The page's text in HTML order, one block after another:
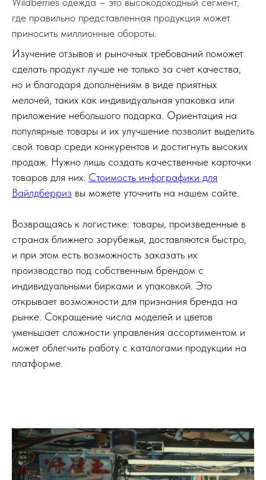
где правильно представленная продукция может
приносить миллионные обороты.
Изучение отзывов и рыночных требований поможет
сделать продукт лучше не только за счет качества,
но и благодаря дополнениям в виде приятных
мелочей, таких как индивидуальная упаковка или
приложение небольшого подарка. Ориентация на
популярные товары и их улучшение позволит выделить
свой товар среди конкурентов и достигнуть высоких
продаж. Нужно лишь создать качественные карточки
товаров для них. Стоимость инфографики для
Вайлдберриз вы можете уточнить на нашем сайте.
Возвращаясь к логистике: товары, произведенные в
странах ближнего зарубежья, доставляются быстро,
и при этом есть возможность заказать их
производство под собственным брендом с
индивидуальными бирками и упаковкой. Это
открывает возможности для признания бренда на
рынке. Сокращение числа моделей и цветов
уменьшает сложности управления ассортиментом и
может облегчить работу с каталогами продукции на
платформе.